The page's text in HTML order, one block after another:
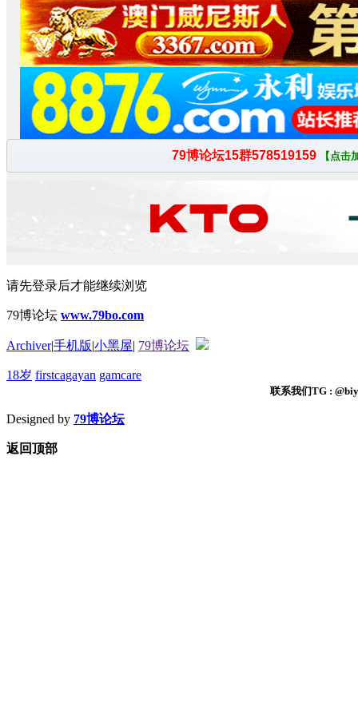
请先登录后才能继续浏览
79博论坛 www.79bo.com
Archiver|手机版|小黑屋| 79博论坛
18岁 firstcagayan gamcare
联系我们TG :
Designed by 79博论坛
返回顶部